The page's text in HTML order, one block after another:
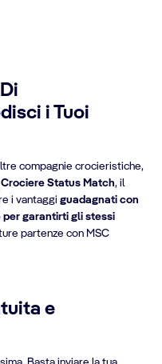
i Tuoi
compagnie crocieristiche,
Crociere Status Match, il
i vantaggi guadagnati con
garantirti gli stessi
partenze con MSC
e